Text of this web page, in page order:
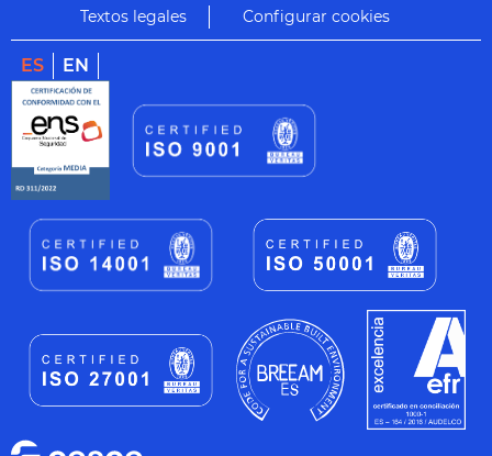
Textos legales Configurar cookies
ES EN